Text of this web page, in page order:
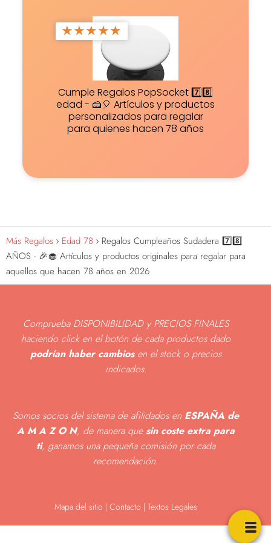
★★★★★
Cumple Regalos PopSocket 7️⃣8️⃣
edad - 🍰🎈 Artículos y productos
personalizados para regalar
para quienes hacen 78 años
Más Regalos Edad 78
Regalos Cumpleaños Sudadera 7️⃣8️⃣
AÑOS - 🎉🧁 Artículos y productos originales para regalar para
aquellos que hacen 78 años en 2026
Comprueba DISPONIBILIDAD y PRECIOS FINALES
haciendo click en el botón de cada productos dado
podrían haber cambiosen el stock o precios
indicados.
Somos socios del sistema de afilidados en ESPAÑA de
A M A Z O N, de manera que sin coste extra para
ti, ganamos una pequeña comisión por cada
recomendación.
Mapa del sitio | Contacto | Textos Legales